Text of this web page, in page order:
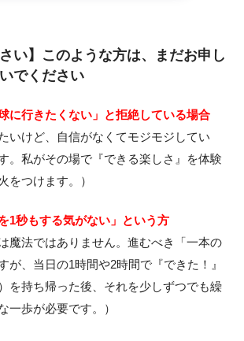
さい】このような方は、まだお申し
でください
に行きたくない」と拒絶している場合
いけど、自信がなくてモジモジしてい
。私がその場で『できる楽しさ』を体験
をつけます。）
1秒もする気がない」という方
魔法ではありません。進むべき「一本の
が、当日の1時間や2時間で『できた！』
を持ち帰った後、それを少しずつでも繰
一歩が必要です。）